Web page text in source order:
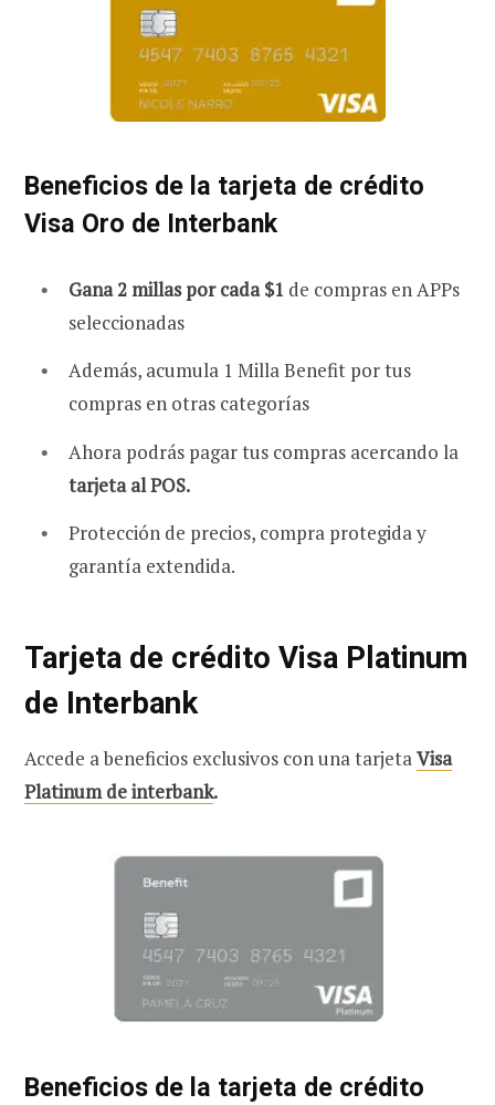
Beneficios de la tarjeta de crédito
Visa Oro de Interbank
Gana 2 millas por cada $1 de compras en APPs
seleccionadas
Además, acumula 1 Milla Benefit por tus
compras en otras categorías
Ahora podrás pagar tus compras acercando la
tarjeta al POS.
Protección de precios, compra protegida y
garantía extendida.
Tarjeta de crédito Visa Platinum
de Interbank
Accede a beneficios exclusivos con una tarjetaVisa
Platinum de interbank.
Beneficios de la tarjeta de crédito